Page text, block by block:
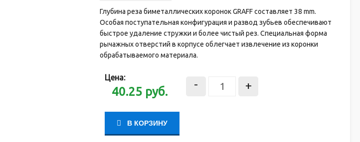
Глубина реза биметаллических коронок GRAFF составляет 38 mm.
Особая поступательная конфигурация и развод зубьев обеспечивают
быстрое удаление стружки и более чистый рез. Специальная форма
рычажных отверстий в корпусе облегчает извлечение из коронки
обрабатываемого материала.
Цена:
40.25 руб.
- +
В КОРЗИНУ